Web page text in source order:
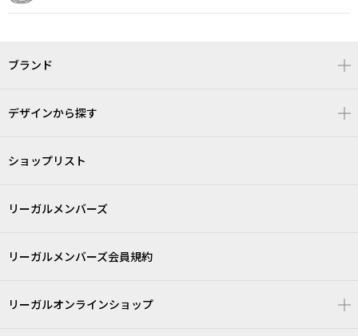
ブランド
デザインから探す
ショップリスト
リーガルメンバーズ
リーガルメンバーズ会員規約
リーガルオンラインショップ